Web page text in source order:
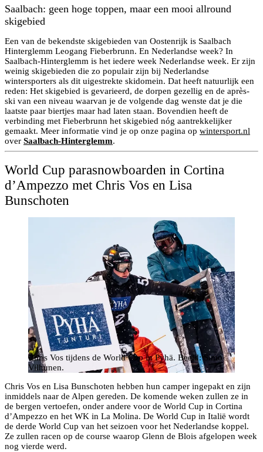
Saalbach: geen hoge toppen, maar een mooi allround
skigebied
Een van de bekendste skigebieden van Oostenrijk is Saalbach
Hinterglemm Leogang Fieberbrunn. En Nederlandse week? In
Saalbach-Hinterglemm is het iedere week Nederlandse week. Er zijn
weinig skigebieden die zo populair zijn bij Nederlandse
wintersporters als dit uigestrekte skidomein. Dat heeft natuurlijk een
reden: Het skigebied is gevarieerd, de dorpen gezellig en de après-
ski van een niveau waarvan je de volgende dag wenste dat je die
laatste paar biertjes maar had laten staan. Bovendien heeft de
verbinding met Fieberbrunn het skigebied nóg aantrekkelijker
gemaakt. Meer informatie vind je op onze pagina op wintersport.nl
over Saalbach-Hinterglemm.
World Cup parasnowboarden in Cortina
d’Ampezzo met Chris Vos en Lisa
Bunschoten
Chris Vos tijdens de World Cup in Pyhä. Beeld: Simo
Vilhunen.
Chris Vos en Lisa Bunschoten hebben hun camper ingepakt en zijn
inmiddels naar de Alpen gereden. De komende weken zullen ze in
de bergen vertoefen, onder andere voor de World Cup in Cortina
d’Ampezzo en het WK in La Molina. De World Cup in Italië wordt
de derde World Cup van het seizoen voor het Nederlandse koppel.
Ze zullen racen op de course waarop Glenn de Blois afgelopen week
nog vierde werd.